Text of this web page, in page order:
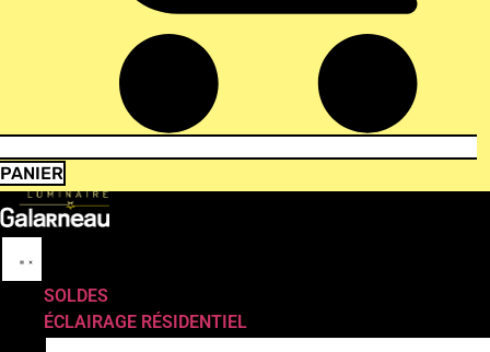
PANIER
SOLDES
ÉCLAIRAGE RÉSIDENTIEL